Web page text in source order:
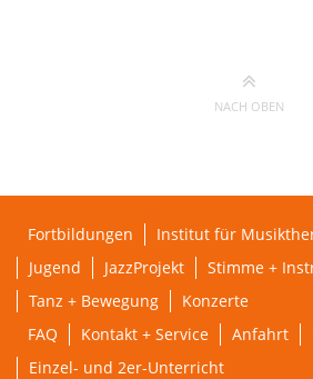
NACH OBEN
Fortbildungen Institut für
Jugend
JazzProjekt Stimme +
Tanz + Bewegung
Konzerte
FAQ
Kontakt + Service Anfahrt
Einzel- und 2er-Unterricht